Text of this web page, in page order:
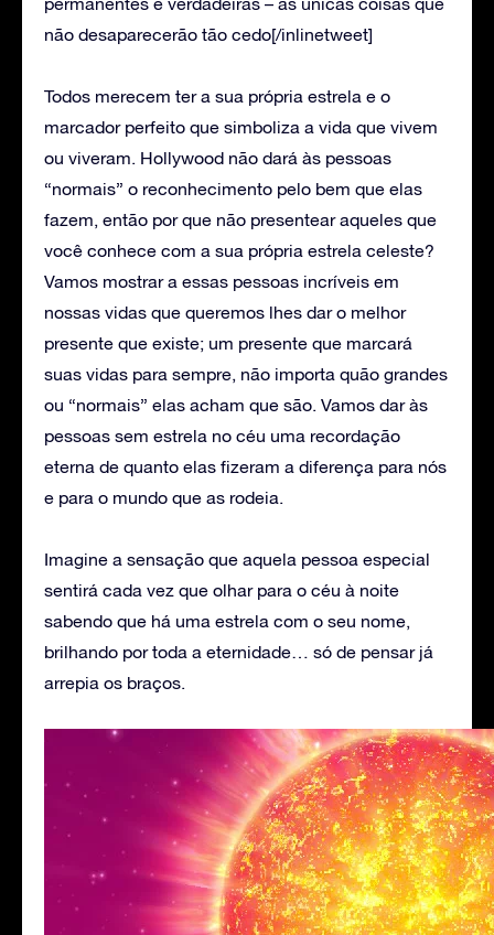
não desaparecerão tão cedo[/inlinetweet]
Todos merecem ter a sua própria estrela e o
marcador perfeito que simboliza a vida que vivem
ou viveram. Hollywood não dará às pessoas
“normais” o reconhecimento pelo bem que elas
fazem, então por que não presentear aqueles que
você conhece com a sua própria estrela celeste?
Vamos mostrar a essas pessoas incríveis em
nossas vidas que queremos lhes dar o melhor
presente que existe; um presente que marcará
suas vidas para sempre, não importa quão grandes
ou “normais” elas acham que são. Vamos dar às
pessoas sem estrela no céu uma recordação
eterna de quanto elas fizeram a diferença para nós
e para o mundo que as rodeia.
Imagine a sensação que aquela pessoa especial
sentirá cada vez que olhar para o céu à noite
sabendo que há uma estrela com o seu nome,
brilhando por toda a eternidade… só de pensar já
arrepia os braços.